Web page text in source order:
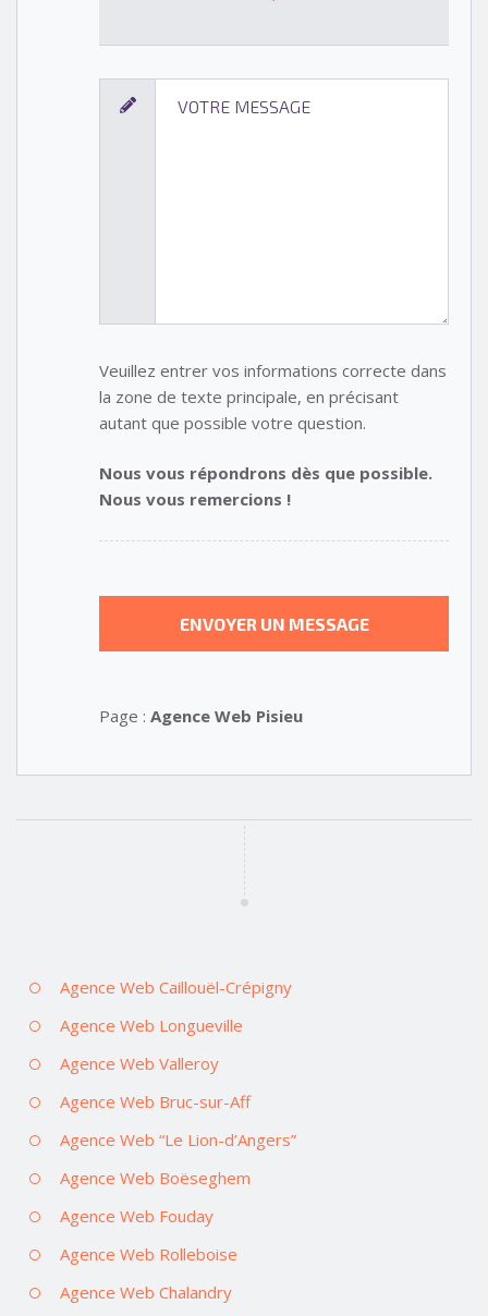
Veuillez entrer vos informations correcte dans
la zone de texte principale, en précisant
autant que possible votre question.
Nous vous répondrons dès que possible.
Nous vous remercions !
Page : Agence Web Pisieu
Agence Web Caillouël-Crépigny
Agence Web Longueville
Agence Web Valleroy
Agence Web Bruc-sur-Aff
Agence Web “Le Lion-d’Angers”
Agence Web Boëseghem
Agence Web Fouday
Agence Web Rolleboise
Agence Web Chalandry